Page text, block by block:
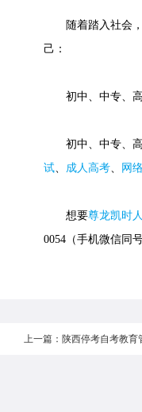
随着踏入社会，
己：
初中、中专、高
初中、中专、高
试、 成人高考、 网
想要尊龙凯时
0054（手机微信同